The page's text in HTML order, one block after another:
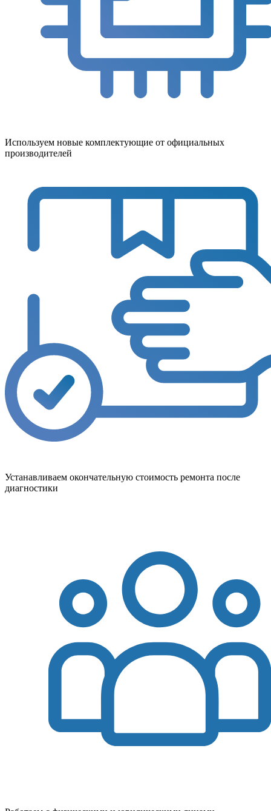
Используем новые комплектующие от официальных
производителей
Устанавливаем окончательную стоимость ремонта после
диагностики